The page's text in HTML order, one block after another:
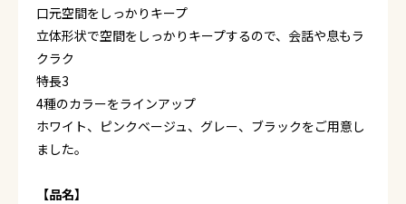
口元空間をしっかりキープ
立体形状で空間をしっかりキープするので、会話や息もラ
クラク
特長3
4種のカラーをラインアップ
ホワイト、ピンクベージュ、グレー、ブラックをご用意し
ました。
【品名】